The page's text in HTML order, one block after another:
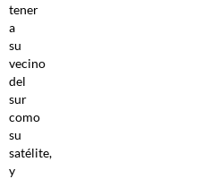
tener
a
su
vecino
del
sur
como
su
satélite,
y